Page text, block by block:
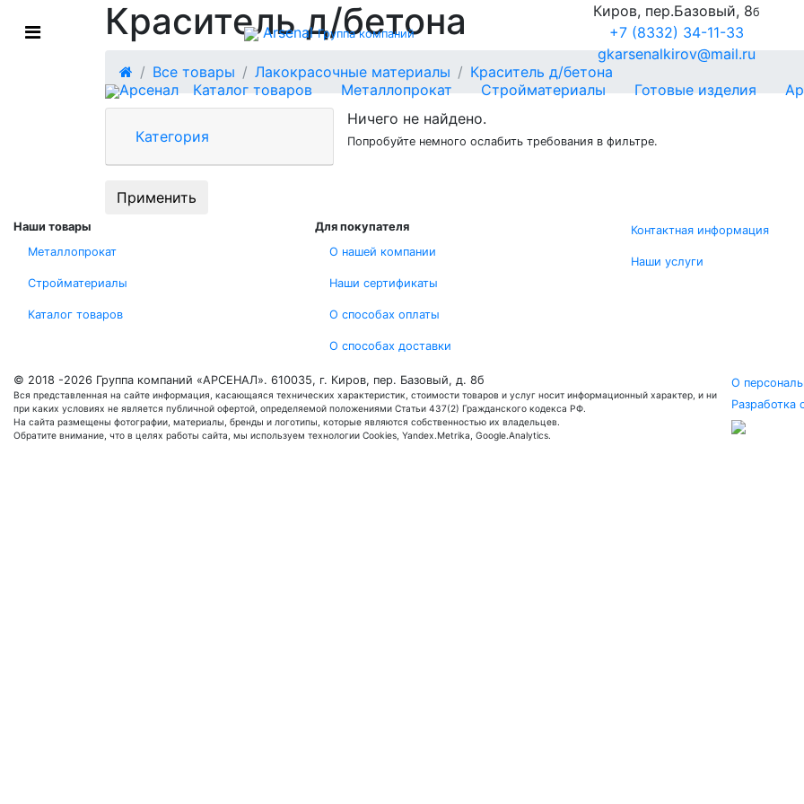
ArsenalГруппа компаний
Киров, пер.Базовый, 8б
+7 (8332) 34-11-33
gkarsenalkirov@mail.ru
Арсенал Каталог товаров Металлопрокат Стройматериалы Готовые изделия
Краситель д/бетона
Все товары Лакокрасочные материалы Краситель д/бетона
Категория
Применить
Ничего не найдено.
Попробуйте немного ослабить требования в фильтре.
Наши товары
Металлопрокат
Стройматериалы
Каталог товаров
Для покупателя
О нашей компании
Наши сертификаты
О способах оплаты
О способах доставки
Контактная информация
Наши услуги
© 2018 -2026 Группа компаний «АРСЕНАЛ». 610035, г. Киров, пер. Базовый, д. 8б
Вся представленная на сайте информация, касающаяся технических характеристик, стоимости товаров и услуг носит информационный характер, и ни
при каких условиях не является публичной офертой, определяемой положениями Статьи 437(2) Гражданского кодекса РФ.
На сайта размещены фотографии, материалы, бренды и логотипы, которые являются собственностью их владельцев.
Обратите внимание, что в целях работы сайта, мы используем технологии Cookies, Yandex.Metrika, Google.Analytics.
О
Разработка